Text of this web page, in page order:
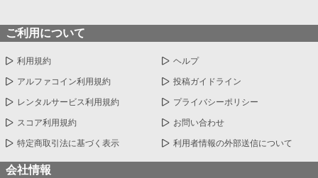
ご利用について
利用規約 ヘルプ
アルファコイン利用規約 投稿ガイドライン
レンタルサービス利用規約 プライバシーポリシー
スコア利用規約 お問い合わせ
特定商取引法に基づく表示 利用者情報の外部送信について
会社情報